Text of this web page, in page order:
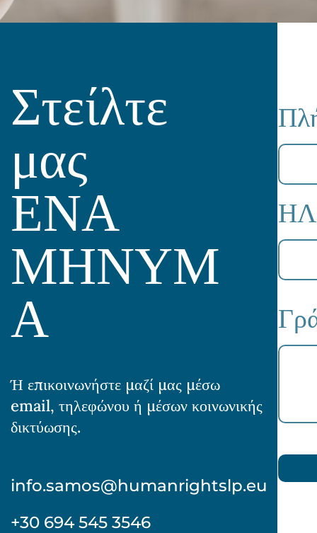
Στείλτε
μας
ΕΝΑ
ΜΗΝΥΜ
Α
Ή επικοινωνήστε μαζί μας μέσω
email, τηλεφώνου ή μέσων κοινωνικής
δικτύωσης.
info.samos@humanrightslp.eu
+30 694 545 3546